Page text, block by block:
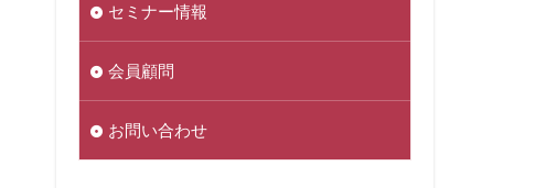
セミナー情報
会員顧問
お問い合わせ